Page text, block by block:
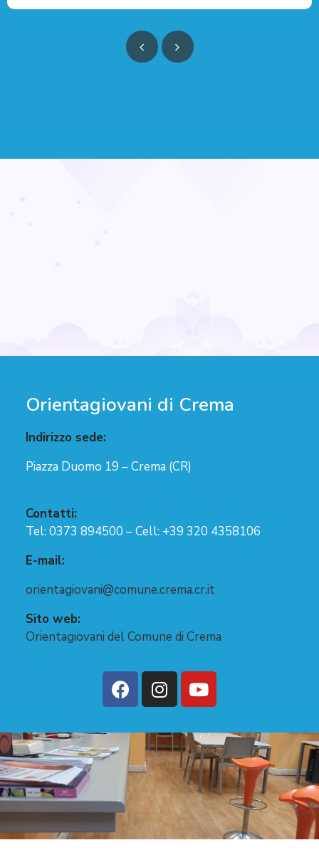
Orientagiovani di Crema
Indirizzo sede:
Piazza Duomo 19 – Crema (CR)
Contatti:
Tel: 0373 894500 – Cell: +39 320 4358106
E-mail:
orientagiovani@comune.crema.cr.it
Sito web:
Orientagiovani del Comune di Crema